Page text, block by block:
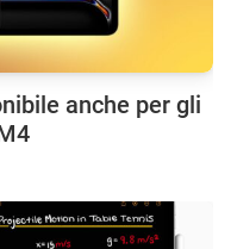
anche per gli